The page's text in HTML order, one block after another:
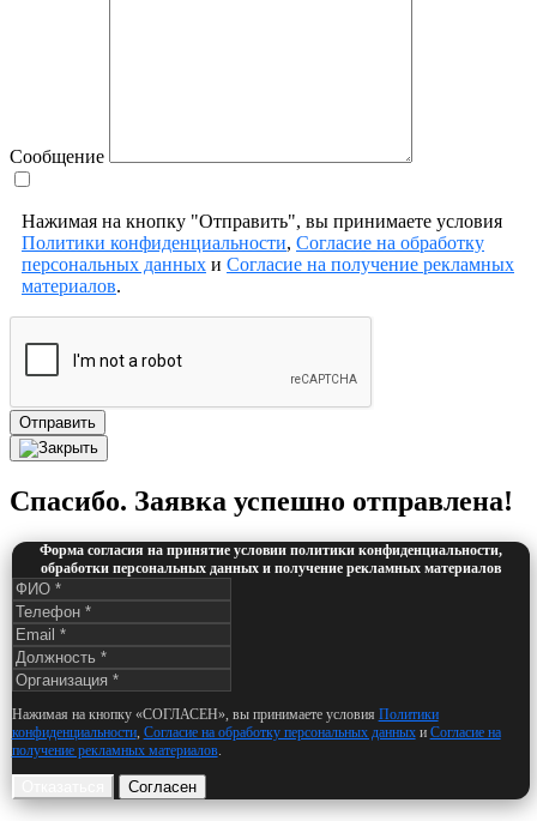
Сообщение
Нажимая на кнопку "Отправить", вы принимаете условия
Политики конфиденциальности, Согласие на обработку
персональных данных и Согласие на получение рекламных
материалов.
Отправить
Спасибо. Заявка успешно отправлена!
Форма согласия на принятие условии политики конфиденциальности,
обработки персональных данных и получение рекламных материалов
Нажимая на кнопку «СОГЛАСЕН», вы принимаете условия Политики
конфиденциальности, Согласие на обработку персональных данныхи Согласие на
получение рекламных материалов.
Согласен